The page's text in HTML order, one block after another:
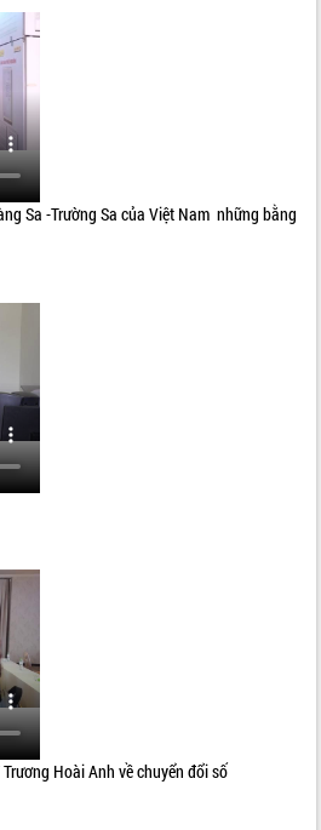
Sa -Trường Sa của Việt Nam những bằng
Hoài Anh về chuyển đổi số